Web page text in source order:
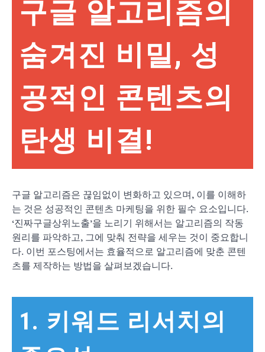
구글 알고리즘의
숨겨진 비밀, 성
공적인 콘텐츠의
탄생 비결!
구글 알고리즘은 끊임없이 변화하고 있으며, 이를 이해하
는 것은 성공적인 콘텐츠 마케팅을 위한 필수 요소입니다.
‘진짜구글상위노출’을 노리기 위해서는 알고리즘의 작동
원리를 파악하고, 그에 맞춰 전략을 세우는 것이 중요합니
다. 이번 포스팅에서는 효율적으로 알고리즘에 맞춘 콘텐
츠를 제작하는 방법을 살펴보겠습니다.
1. 키워드 리서치의